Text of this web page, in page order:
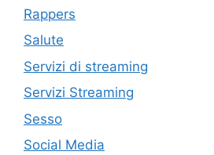
Rappers
Salute
Servizi di streaming
Servizi Streaming
Sesso
Social Media